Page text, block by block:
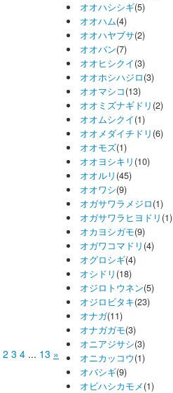
2 3 4 ... 13 »
オオハシシギ(5)
オオハム(4)
オオハヤブサ(2)
オオバン(7)
オオヒシクイ(3)
オオホシハジロ(3)
オオマシコ(13)
オオミズナギドリ (2)
オオムシクイ(1)
オオメダイチドリ (6)
オオモズ(1)
オオヨシキリ (10)
オオルリ (45)
オオワシ(9)
オガサワラメジロ(1)
オガサワラヒヨドリ (1)
オカヨシガモ(9)
オガワコマドリ (4)
オグロシギ(4)
オシドリ (18)
オジロトウネン(5)
オジロビタキ(23)
オナガ(11)
オナガガモ(3)
オニアジサシ(3)
オニカッコウ(1)
オバシギ(9)
オビハシカモメ(1)